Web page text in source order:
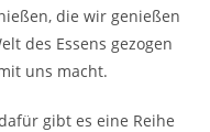
die wir genießen
des Essens gezogen
uns macht.
gibt es eine Reihe